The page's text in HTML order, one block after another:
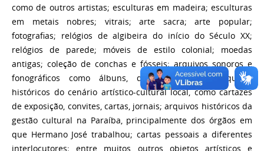
como de outros artistas; esculturas em madeira; esculturas
em metais nobres; vitrais; arte sacra; arte popular;
fotografias; relógios de algibeira do início do Século XX;
relógios de parede; móveis de estilo colonial; moedas
antigas; coleção de conchas e fósseis; arquivos sonoros e
fonográficos como álbuns, discos e filmes; arquivos
históricos do cenário artístico-cultural local, como cartazes
de exposição, convites, cartas, jornais; arquivos históricos da
gestão cultural na Paraíba, principalmente dos órgãos em
que Hermano José trabalhou; cartas pessoais a diferentes
interlocutores; entre muitos outros objetos artísticos e